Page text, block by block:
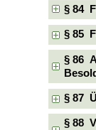
§ 84
§ 85
§ 86
§ 87
§ 88